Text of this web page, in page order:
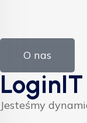
O nas
LoginIT
Jesteśmy